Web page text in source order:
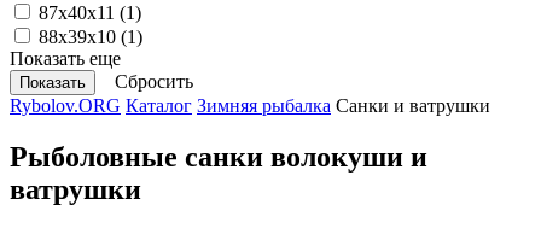
87х40х11 (1)
88х39х10 (1)
Показать еще
Сбросить
Rybolov.ORG Каталог Зимняя рыбалка Санки и ватрушки
Рыболовные санки волокуши и
ватрушки